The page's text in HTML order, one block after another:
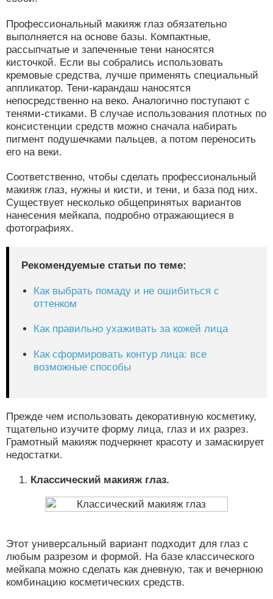
Профессиональный макияж глаз обязательно
выполняется на основе базы. Компактные,
рассыпчатые и запеченные тени наносятся
кисточкой. Если вы собрались использовать
кремовые средства, лучше применять специальный
аппликатор. Тени-карандаш наносятся
непосредственно на веко. Аналогично поступают с
тенями-стиками. В случае использования плотных по
консистенции средств можно сначала набирать
пигмент подушечками пальцев, а потом переносить
его на веки.
Соответственно, чтобы сделать профессиональный
макияж глаз, нужны и кисти, и тени, и база под них.
Существует несколько общепринятых вариантов
нанесения мейкапа, подробно отражающиеся в
фотографиях.
Рекомендуемые статьи по теме:
Как выбрать помаду и не ошибиться с
оттенком
Как правильно ухаживать за кожей лица
Как сформировать контур лица: все
возможные способы
Прежде чем использовать декоративную косметику,
тщательно изучите форму лица, глаз и их разрез.
Грамотный макияж подчеркнет красоту и замаскирует
недостатки.
Классический макияж глаз.
Этот универсальный вариант подходит для глаз с
любым разрезом и формой. На базе классического
мейкапа можно сделать как дневную, так и вечернюю
комбинацию косметических средств.